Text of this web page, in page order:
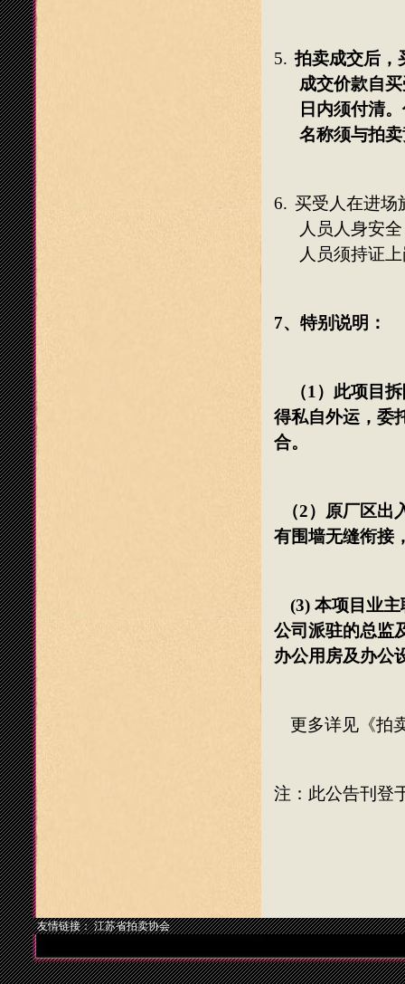
5. 拍卖成交后，
成交价款自
日内须付清。
名称须与拍
6. 买受人在进场
人员人身安
人员须持证
7、特别说明：
（1 ）此项目
得私自外运，委
合。
（2）原厂区出
有围墙无缝衔接
(3) 本项目业
公司派驻的总监
办公用房及办公
更多详见《拍
注：此公告刊登
友情链接：江苏省拍卖协会